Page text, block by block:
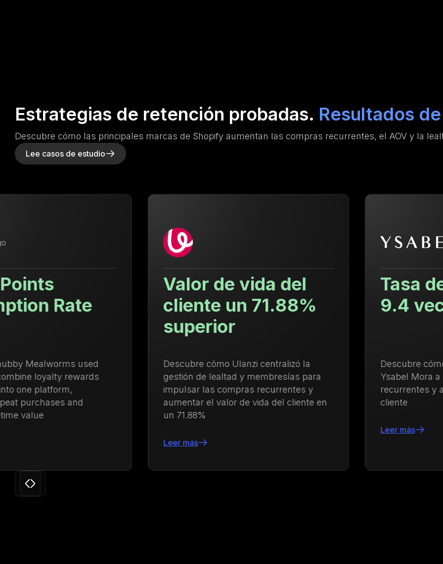
Estrategias de retención probadas. Resultados
Descubre cómo las principales marcas de Shopify aumentan las compras recurrentes, el AOV y la
Lee casos de estudio
Valor de vida del
cliente un 71.88%
Descubre cómo Ulanzi centralizó la
gestión de lealtad y membresías para
impulsar las compras recurrentes y
aumentar el valor de vida del cliente en
un 71.88%
Tasa de recompra
9.4 veces mayor
Descubre cómo Growave ayudó a
Ysabel Mora a impulsar las compras
recurrentes y a fortalecer la lealtad del
cliente
Slide 3 of 24.